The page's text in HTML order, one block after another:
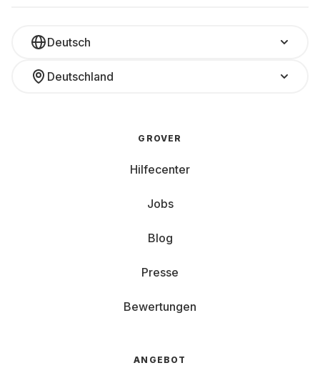
Deutsch
Deutschland
GROVER
Hilfecenter
Jobs
Blog
Presse
Bewertungen
ANGEBOT